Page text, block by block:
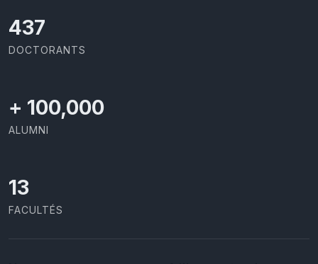
437
DOCTORANTS
+ 100,000
ALUMNI
13
FACULTÉS